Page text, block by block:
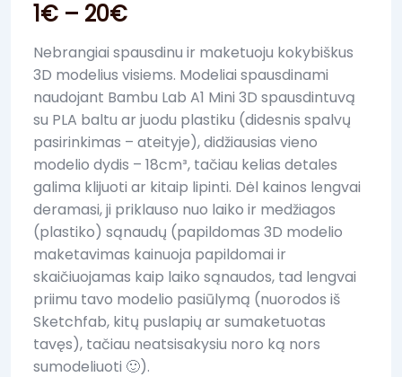
1€ – 20€
Nebrangiai spausdinu ir maketuoju kokybiškus
3D modelius visiems. Modeliai spausdinami
naudojant Bambu Lab A1 Mini 3D spausdintuvą
su PLA baltu ar juodu plastiku (didesnis spalvų
pasirinkimas – ateityje), didžiausias vieno
modelio dydis – 18cm³, tačiau kelias detales
galima klijuoti ar kitaip lipinti. Dėl kainos lengvai
deramasi, ji priklauso nuo laiko ir medžiagos
(plastiko) sąnaudų (papildomas 3D modelio
maketavimas kainuoja papildomai ir
skaičiuojamas kaip laiko sąnaudos, tad lengvai
priimu tavo modelio pasiūlymą (nuorodos iš
Sketchfab, kitų puslapių ar sumaketuotas
tavęs), tačiau neatsisakysiu noro ką nors
sumodeliuoti 🙂).